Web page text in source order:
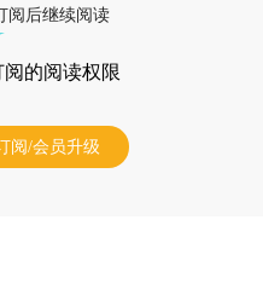
阅后继续阅读
阅的阅读权限
阅/会员升级